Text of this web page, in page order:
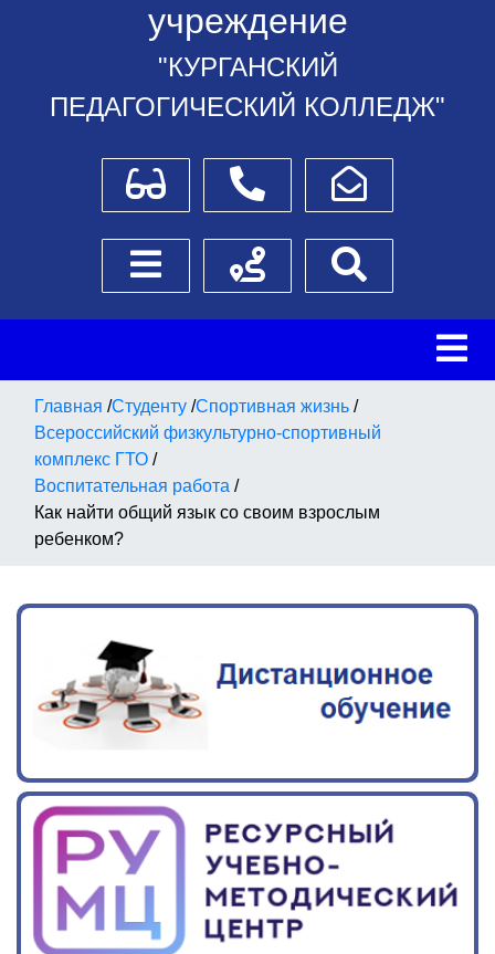
учреждение
"КУРГАНСКИЙ
ПЕДАГОГИЧЕСКИЙ КОЛЛЕДЖ"
Для слабовидящихТелефоныНаписать обращение
Боковое менюСхема проезда
Главная /Студенту /Спортивная жизнь /
Всероссийский физкультурно-спортивный
комплекс ГТО /
Воспитательная работа /
Как найти общий язык со своим взрослым
ребенком?